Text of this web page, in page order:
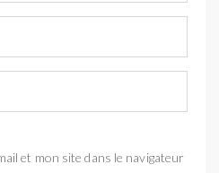
et mon site dans le navigateur